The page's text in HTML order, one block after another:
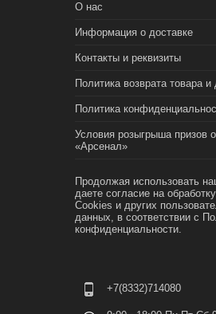
О нас
Информация о доставке
Контакты и реквизиты
Политика возврата товара и
Политика
Условия розыгрыша призов
«Арсенал»
Продолжая использовать
даете согласие на
Cookies и других
данных, в соответствии с
конфиденциальности.
+7(8332)714080